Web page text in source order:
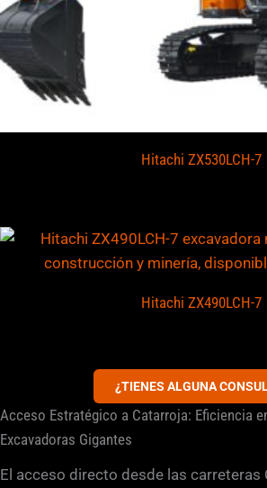
Hitachi ZX530LCH-7
Hitachi ZX490LCH-7
¿TIENES ALGUNA
Acceso Estratégico a Catarroja: Eficiencia
Excavadoras Gigantes
El acceso directo desde las carreteras